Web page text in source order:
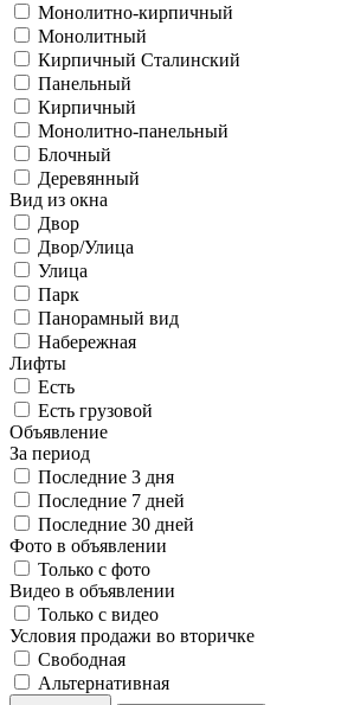
Монолитно-кирпичный
Монолитный
Кирпичный Сталинский
Панельный
Кирпичный
Монолитно-панельный
Блочный
Деревянный
Вид из окна
Двор
Двор/Улица
Улица
Парк
Панорамный вид
Набережная
Лифты
Есть
Есть грузовой
Объявление
За период
Последние 3 дня
Последние 7 дней
Последние 30 дней
Фото в объявлении
Только с фото
Видео в объявлении
Только с видео
Условия продажи во вторичке
Свободная
Альтернативная